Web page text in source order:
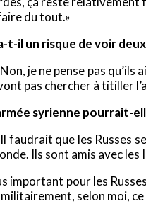
du tout.»
t-il un risque de voir
je ne pense pas
pas chercher à titiller
syrienne pourrait-
faudrait que les Russes
Ils sont amis avec
important pour les
selon moi, ce